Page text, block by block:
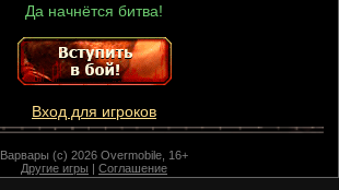
Да начнётся битва!
Вход для игроков
Варвары (c) 2026 Overmobile, 16+
Другие игры | Соглашение